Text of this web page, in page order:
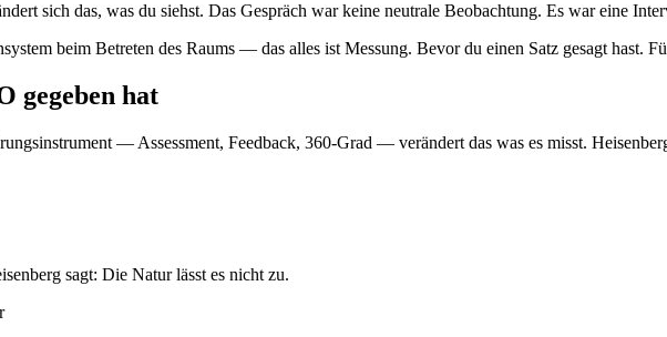
sich das, was du siehst. Das Gespräch war keine neutrale Beobachtung. Es war eine
beim Betreten des Raums — das alles ist Messung. Bevor du einen Satz gesagt hast.
gegeben hat
— Assessment, Feedback, 360-Grad — verändert das was es misst.
sagt: Die Natur lässt es nicht zu.